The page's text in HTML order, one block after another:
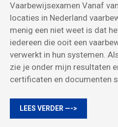
Vaarbewijsexamen Vanaf
locaties in Nederland
menig een niet weet is dat
iedereen die ooit een
verwerkt in hun systemen.
zie je onder mijn resultaten
certificaten en documenten
LEES VERDER —->